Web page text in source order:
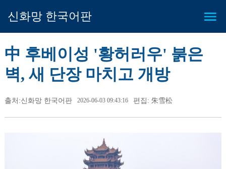
신화망 한국어판
中 후베이성 '황허러우' 붉은
벽, 새 단장 마치고 개방
출처:신화망 한국어판 2026-06-03 09:43:16 편집: 朱雪松